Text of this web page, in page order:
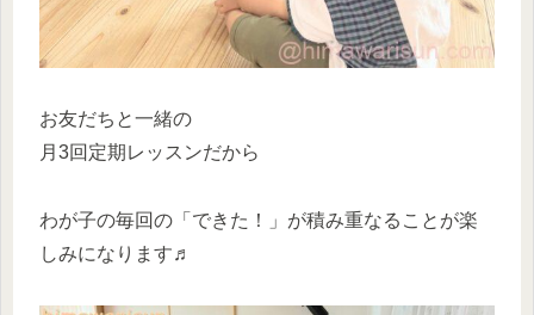
お友だちと一緒の
月3回定期レッスンだから
わが子の毎回の「できた！」が積み重なることが楽
しみになります♬